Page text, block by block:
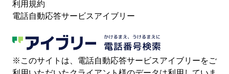
利用規約
電話自動応答サービスアイブリー
※このサイトは、電話自動応答サービスアイブリーをご